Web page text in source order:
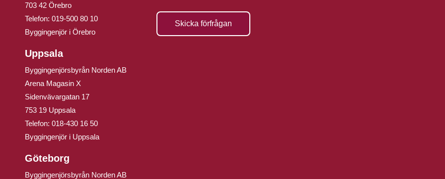
703 42 Örebro
Telefon: 019-500 80 10
Byggingenjör i Örebro
Uppsala
Byggingenjörsbyrån Norden AB
Arena Magasin X
Sidenvävargatan 17
753 19 Uppsala
Telefon: 018-430 16 50
Byggingenjör i Uppsala
Göteborg
Byggingenjörsbyrån Norden AB
Skicka förfrågan